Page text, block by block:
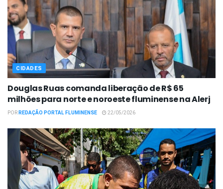
CIDADES
Douglas Ruas comanda liberação de R$ 65
milhões para norte e noroeste fluminense na Alerj
PORREDAÇÃO PORTAL FLUMINENSE 22/05/2026